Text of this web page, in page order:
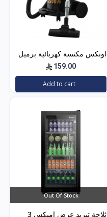
اونكس مكنسة كهربائية برميل
2200 واط - 21 ليتر - أسود -
5304
159.00
Add to cart
Out Of Stock
ثلاجة تبريد عرض امبكس 3